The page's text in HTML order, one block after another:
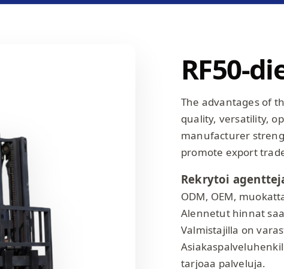
RF50-
The advantages of
quality, versatility,
manufacturer
promote export
Rekrytoi
ODM, OEM,
Alennetut hinnat
Valmistajilla on
tarjoaa palveluja.